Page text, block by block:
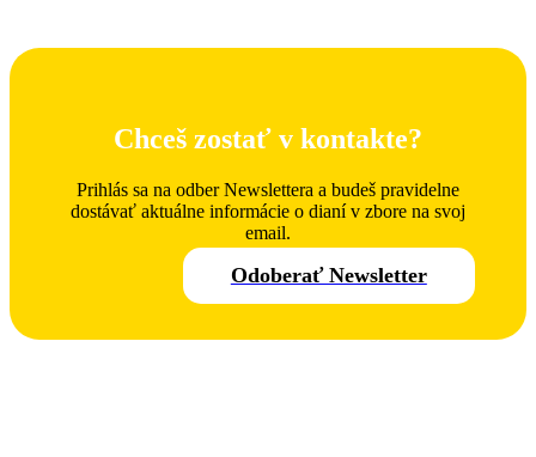
Chceš zostať v kontakte?
Prihlás sa na odber Newslettera a budeš pravidelne
dostávať aktuálne informácie o dianí v zbore na svoj
email.
Odoberať Newsletter